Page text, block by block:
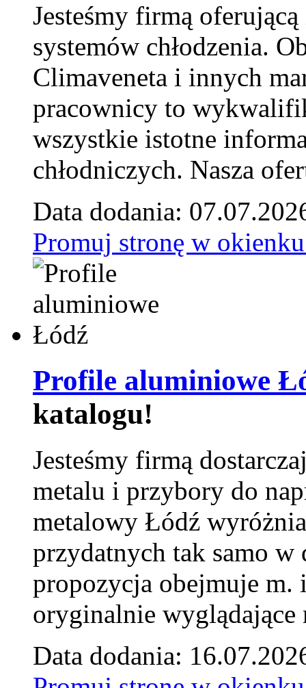
Jesteśmy firmą
systemów chłodzenia.
Climaveneta i innych
pracownicy to
wszystkie istotne
chłodniczych. Nasza
Data dodania:
Promuj stronę w
Profile aluminiowe
katalogu!
Jesteśmy firmą
metalu i przybory do
metalowy Łódź
przydatnych tak samo w
propozycja obejmuje m.
oryginalnie wyglądające
Data dodania: